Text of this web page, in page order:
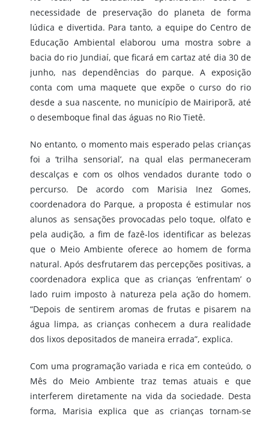
necessidade de preservação do planeta de forma
lúdica e divertida. Para tanto, a equipe do Centro de
Educação Ambiental elaborou uma mostra sobre a
bacia do rio Jundiaí, que ficará em cartaz até dia 30 de
junho, nas dependências do parque. A exposição
conta com uma maquete que expõe o curso do rio
desde a sua nascente, no município de Mairiporã, até
o desemboque final das águas no Rio Tietê.
No entanto, o momento mais esperado pelas crianças
foi a ‘trilha sensorial’, na qual elas permaneceram
descalças e com os olhos vendados durante todo o
percurso. De acordo com Marisia Inez Gomes,
coordenadora do Parque, a proposta é estimular nos
alunos as sensações provocadas pelo toque, olfato e
pela audição, a fim de fazê-los identificar as belezas
que o Meio Ambiente oferece ao homem de forma
natural. Após desfrutarem das percepções positivas, a
coordenadora explica que as crianças ‘enfrentam’ o
lado ruim imposto à natureza pela ação do homem.
“Depois de sentirem aromas de frutas e pisarem na
água limpa, as crianças conhecem a dura realidade
dos lixos depositados de maneira errada”, explica.
Com uma programação variada e rica em conteúdo, o
Mês do Meio Ambiente traz temas atuais e que
interferem diretamente na vida da sociedade. Desta
forma, Marisia explica que as crianças tornam-se